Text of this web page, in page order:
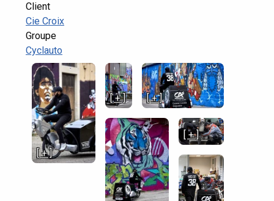
Client
Cie Croix
Groupe
Cyclauto
[ + ]
[ + ] [ + ]
[ + ]